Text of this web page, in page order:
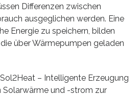
Differenzen zwischen
ausgeglichen werden. Eine
Energie zu speichern, bilden
über Wärmepumpen geladen
– Intelligente Erzeugung
Solarwärme und -strom zur